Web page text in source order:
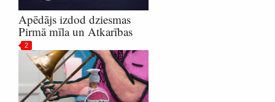
Apēdājs izdod dziesmas
Pirmā mīla un Atkarības
2